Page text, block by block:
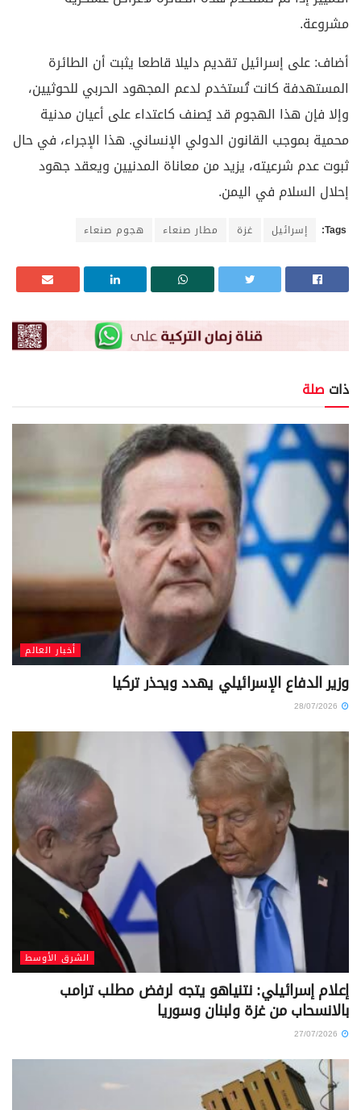
مشروعة.
أضاف: على إسرائيل تقديم دليلا قاطعا يثبت أن الطائرة
المستهدفة كانت تُستخدم لدعم المجهود الحربي للحوثيين،
وإلا فإن هذا الهجوم قد يُصنف كاعتداء على أعيان مدنية
محمية بموجب القانون الدولي الإنساني. هذا الإجراء، في حال
ثبوت عدم شرعيته، يزيد من معاناة المدنيين ويعقد جهود
إحلال السلام في اليمن.
Tags: إسرائيل غزة مطار صنعاء هجوم صنعاء
ذات صلة
أخبار العالم
وزير الدفاع الإسرائيلي يهدد ويحذر تركيا
الشرق الأوسط
إعلام إسرائيلي: نتنياهو يتجه لرفض مطلب ترامب
بالانسحاب من غزة ولبنان وسوريا